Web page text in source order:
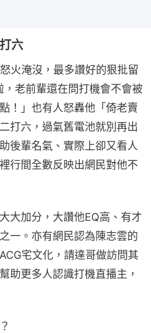
六
火淹沒，最多讚好的狠批留
老前輩還在問打機會不會被
！」也有人怒轟他「倚老賣
打六，過氣舊電池就別再出
後輩名氣、實際上卻又看人
行間全數反映出網民對他不
大加分，大讚他EQ高、有才
一。亦有網民認為陳志雲的
宅文化，請達哥做訪問其
助更多人認識打機直播主，